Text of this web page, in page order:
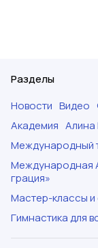
Разделы
Новости Видео
Академия Алина
Международный
Международная
грация»
Мастер-классы и
Гимнастика для